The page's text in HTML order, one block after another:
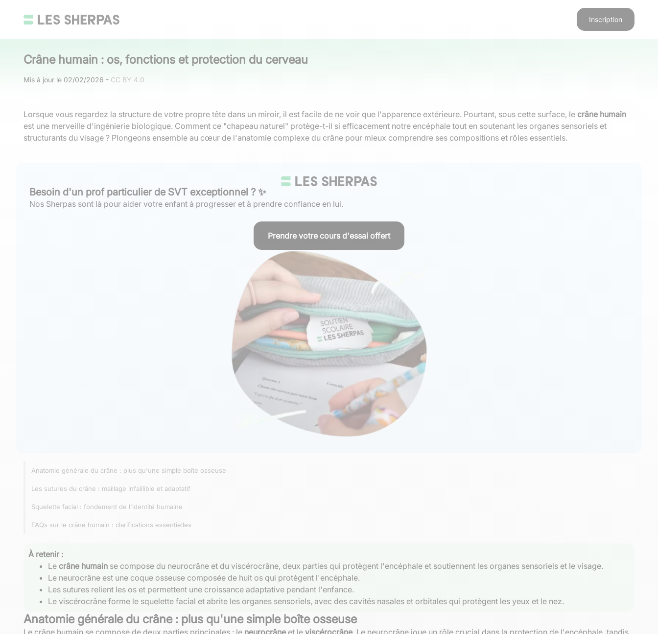
Inscription
Crâne humain : os, fonctions et protection du cerveau
Mis à jour le 02/02/2026 - CC BY 4.0
Lorsque vous regardez la structure de votre propre tête dans un miroir, il est facile de ne voir que l'apparence extérieure. Pourtant, sous cette surface, le crâne humain
est une merveille d'ingénierie biologique. Comment ce "chapeau naturel" protège-t-il si efficacement notre encéphale tout en soutenant les organes sensoriels et
structurants du visage ? Plongeons ensemble au cœur de l'anatomie complexe du crâne pour mieux comprendre ses compositions et rôles essentiels.
Besoin d'un prof particulier de SVT exceptionnel ? ✨
Nos Sherpas sont là pour aider votre enfant à progresser et à prendre confiance en lui.
Prendre votre cours d'essai offert
Anatomie générale du crâne : plus qu'une simple boîte osseuse
Les sutures du crâne : maillage infaillible et adaptatif
Squelette facial : fondement de l'identité humaine
FAQs sur le crâne humain : clarifications essentielles
À retenir :
Le crâne humain se compose du neurocrâne et du viscérocrâne, deux parties qui protègent l'encéphale et soutiennent les organes sensoriels et le visage.
Le neurocrâne est une coque osseuse composée de huit os qui protègent l'encéphale.
Les sutures relient les os et permettent une croissance adaptative pendant l'enfance.
Le viscérocrâne forme le squelette facial et abrite les organes sensoriels, avec des cavités nasales et orbitales qui protègent les yeux et le nez.
Anatomie générale du crâne : plus qu'une simple boîte osseuse